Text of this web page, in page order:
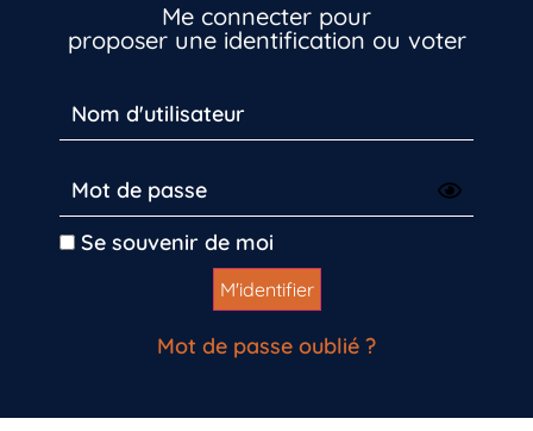
Me connecter pour
proposer une identification ou voter
Se souvenir de moi
Mot de passe oublié ?
Inscrivez-vous dès maintenant